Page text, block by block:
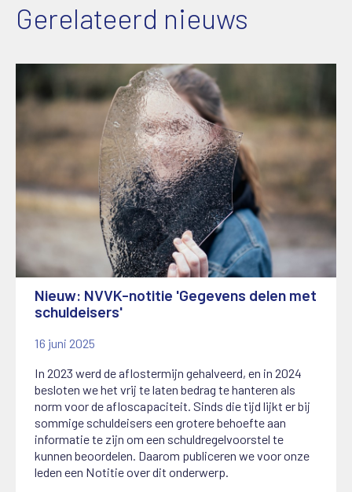
Gerelateerd nieuws
Nieuw: NVVK-notitie 'Gegevens delen met
schuldeisers'
16 juni 2025
In 2023 werd de aflostermijn gehalveerd, en in 2024
besloten we het vrij te laten bedrag te hanteren als
norm voor de afloscapaciteit. Sinds die tijd lijkt er bij
sommige schuldeisers een grotere behoefte aan
informatie te zijn om een schuldregelvoorstel te
kunnen beoordelen. Daarom publiceren we voor onze
leden een Notitie over dit onderwerp.